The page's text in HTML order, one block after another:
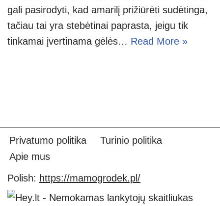
gali pasirodyti, kad amarilį prižiūrėti sudėtinga,
tačiau tai yra stebėtinai paprasta, jeigu tik
tinkamai įvertinama gėlės… Read More »
Privatumo politika
Turinio politika
Apie mus
Polish: https://mamogrodek.pl/